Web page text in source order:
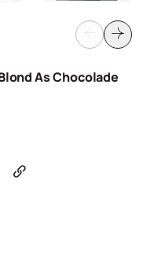
As Chocolade